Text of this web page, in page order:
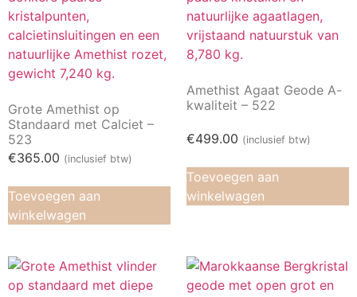
Grote Amethist op
Standaard met Calciet –
523
€365.00 (inclusief btw)
Toevoegen aan
winkelwagen
Amethist Agaat Geode A-
kwaliteit – 522
€499.00 (inclusief btw)
Toevoegen aan
winkelwagen